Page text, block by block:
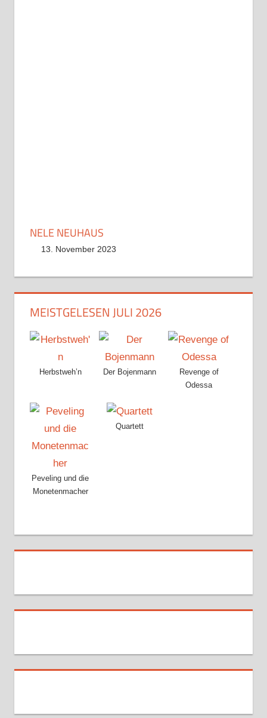
NELE NEUHAUS
13. November 2023
MEISTGELESEN JULI 2026
Herbstweh’n Der Bojenmann
Revenge of
Odessa
Peveling und die
Monetenmacher
Quartett